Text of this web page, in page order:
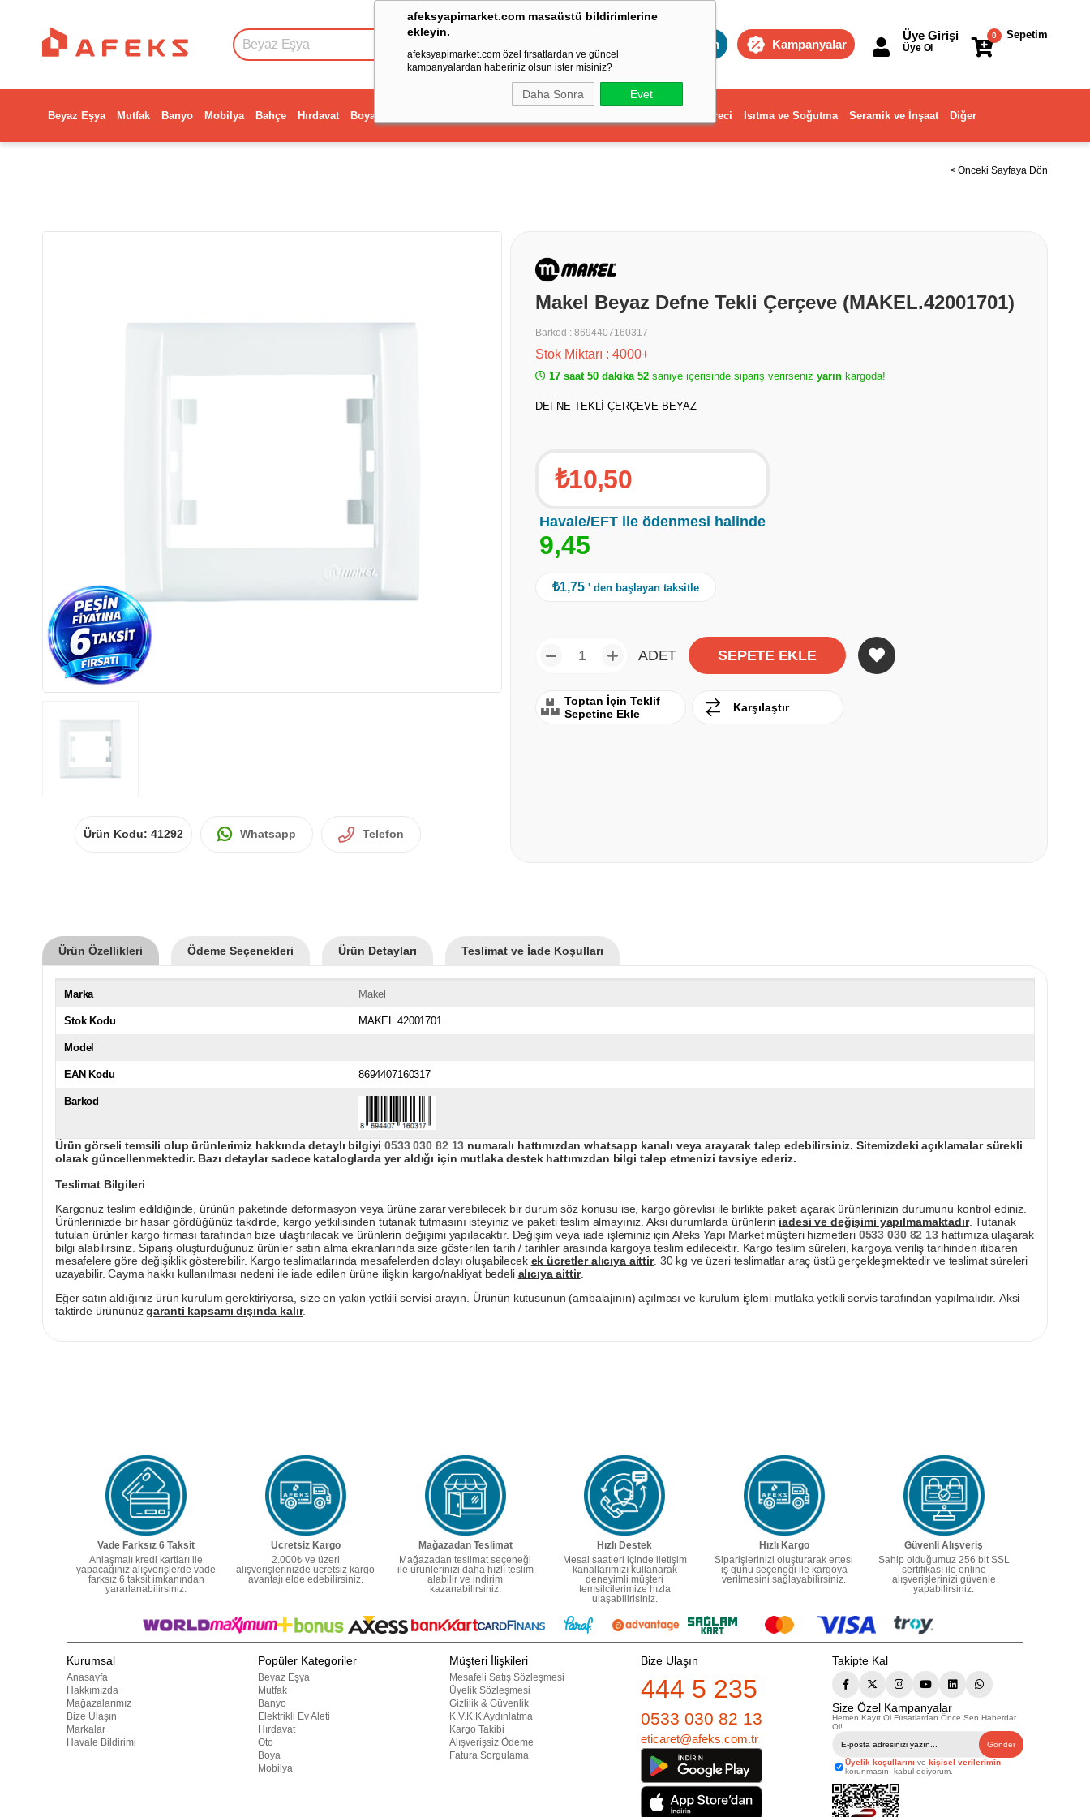
afeksyapimarket.com masaüstü bildirimlerine
ekleyin.
afeksyapimarket.com özel fırsatlardan ve güncel
kampanyalardan haberiniz olsun ister misiniz?
Daha Sonra Evet
Toptan Kampanyalar
Sepetim
0
Üye Girişi
Üye Ol
Beyaz Eşya Mutfak Banyo Mobilya Bahçe Hırdavat Boya Dekorasyon ve Ev Gereci Isıtma ve Soğutma Seramik ve İnşaat Diğer
< Önceki Sayfaya Dön
Ürün Kodu: 41292 Whatsapp Telefon
Makel Beyaz Defne Tekli Çerçeve (MAKEL.42001701)
Barkod : 8694407160317
Stok Miktarı : 4000+
17 saat 50 dakika 52 saniye içerisinde sipariş verirseniz yarın kargoda!
DEFNE TEKLİ ÇERÇEVE BEYAZ
₺10,50
Havale/EFT ile ödenmesi halinde
9,45
₺1,75 ' den başlayan taksitle
ADET
Toptan İçin Teklif
Sepetine Ekle
Karşılaştır
Ürün Özellikleri Ödeme Seçenekleri Ürün Detayları Teslimat ve İade Koşulları
Marka Makel
Stok Kodu MAKEL.42001701
Model
EAN Kodu 8694407160317
Barkod
Ürün görseli temsili olup ürünlerimiz hakkında detaylı bilgiyi0533 030 82 13 numaralı hattımızdan whatsapp kanalı veya arayarak talep edebilirsiniz. Sitemizdeki açıklamalar sürekli
olarak güncellenmektedir. Bazı detaylar sadece kataloglarda yer aldığı için mutlaka destek hattımızdan bilgi talep etmenizi tavsiye ederiz.
Teslimat Bilgileri
Kargonuz teslim edildiğinde, ürünün paketinde deformasyon veya ürüne zarar verebilecek bir durum söz konusu ise, kargo görevlisi ile birlikte paketi açarak ürünlerinizin durumunu kontrol ediniz.
Ürünlerinizde bir hasar gördüğünüz takdirde, kargo yetkilisinden tutanak tutmasını isteyiniz ve paketi teslim almayınız. Aksi durumlarda ürünlerin iadesi ve değişimi yapılmamaktadır. Tutanak
tutulan ürünler kargo firması tarafından bize ulaştırılacak ve ürünlerin değişimi yapılacaktır. Değişim veya iade işleminiz için Afeks Yapı Market müşteri hizmetleri 0533 030 82 13hattımıza ulaşarak
bilgi alabilirsiniz. Sipariş oluşturduğunuz ürünler satın alma ekranlarında size gösterilen tarih / tarihler arasında kargoya teslim edilecektir. Kargo teslim süreleri, kargoya veriliş tarihinden itibaren
mesafelere göre değişiklik gösterebilir. Kargo teslimatlarında mesafelerden dolayı oluşabilecek ek ücretler alıcıya aittir. 30 kg ve üzeri teslimatlar araç üstü gerçekleşmektedir ve teslimat süreleri
uzayabilir. Cayma hakkı kullanılması nedeni ile iade edilen ürüne ilişkin kargo/nakliyat bedeli alıcıya aittir.
Eğer satın aldığınız ürün kurulum gerektiriyorsa, size en yakın yetkili servisi arayın. Ürünün kutusunun (ambalajının) açılması ve kurulum işlemi mutlaka yetkili servis tarafından yapılmalıdır. Aksi
taktirde ürününüzgaranti kapsamı dışında kalır.
Vade Farksız 6 Taksit
Anlaşmalı kredi kartları ile
yapacağınız alışverişlerde vade
farksız 6 taksit imkanından
yararlanabilirsiniz.
Ücretsiz Kargo
2.000₺ ve üzeri
alışverişlerinizde ücretsiz kargo
avantajı elde edebilirsiniz.
Mağazadan Teslimat
Mağazadan teslimat seçeneği
ile ürünlerinizi daha hızlı teslim
alabilir ve indirim
kazanabilirsiniz.
Hızlı Destek
Mesai saatleri içinde iletişim
kanallarımızı kullanarak
deneyimli müşteri
temsilcilerimize hızla
ulaşabilirisiniz.
Hızlı Kargo
Siparişlerinizi oluşturarak ertesi
iş günü seçeneği ile kargoya
verilmesini sağlayabilirsiniz.
Güvenli Alışveriş
Sahip olduğumuz 256 bit SSL
sertifikası ile online
alışverişlerinizi güvenle
yapabilirsiniz.
Kurumsal
Anasayfa
Hakkımızda
Mağazalarımız
Bize Ulaşın
Markalar
Havale Bildirimi
Popüler Kategoriler
Beyaz Eşya
Mutfak
Banyo
Elektrikli Ev Aleti
Hırdavat
Oto
Boya
Mobilya
Müşteri İlişkileri
Mesafeli Satış Sözleşmesi
Üyelik Sözleşmesi
Gizlilik & Güvenlik
K.V.K.K Aydınlatma
Kargo Takibi
Alışverişsiz Ödeme
Fatura Sorgulama
Bize Ulaşın
444 5 235
0533 030 82 13
eticaret@afeks.com.tr
Takipte Kal
Size Özel Kampanyalar
Hemen Kayıt Ol Fırsatlardan Önce Sen Haberdar
Ol!
Gönder
Üyelik koşullarını ve kişisel verilerimin
korunmasını kabul ediyorum.